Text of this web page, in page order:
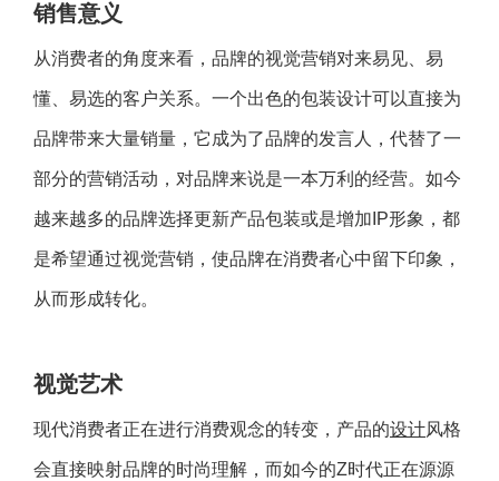
销售意义
从消费者的角度来看，品牌的视觉营销对来易见、易
懂、易选的客户关系。一个出色的包装设计可以直接为
品牌带来大量销量，它成为了品牌的发言人，代替了一
部分的营销活动，对品牌来说是一本万利的经营。如今
越来越多的品牌选择更新产品包装或是增加IP形象，都
是希望通过视觉营销，使品牌在消费者心中留下印象，
从而形成转化。
视觉艺术
现代消费者正在进行消费观念的转变，产品的设计风格
会直接映射品牌的时尚理解，而如今的Z时代正在源源